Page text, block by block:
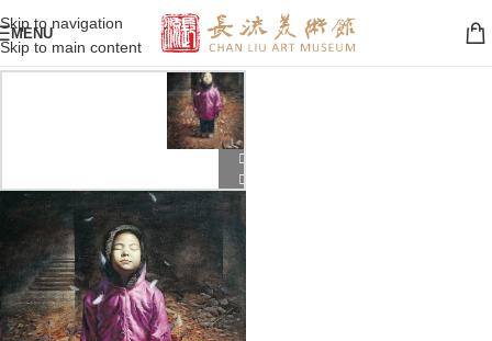
Skip to navigation
Skip to main content
MENU